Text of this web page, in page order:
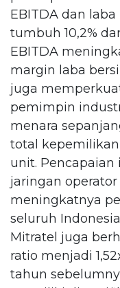
EBITDA dan
tumbuh 10,2%
EBITDA
margin laba
juga
pemimpin
menara
total
unit. Pencapaian
jaringan
meningkatnya
seluruh
Mitratel juga
ratio menjadi
tahun